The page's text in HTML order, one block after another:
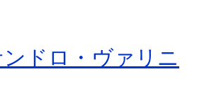
ドロ・ヴァリニ